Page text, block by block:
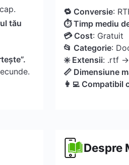
tău
🔁 Conversie:
⏱ Timp mediu
💳 Cost: Gratuit
📂 Categorie:
✳️ Extensii: .rtf
📏 Dimensiune
👩‍💻 Compatibil
Despre